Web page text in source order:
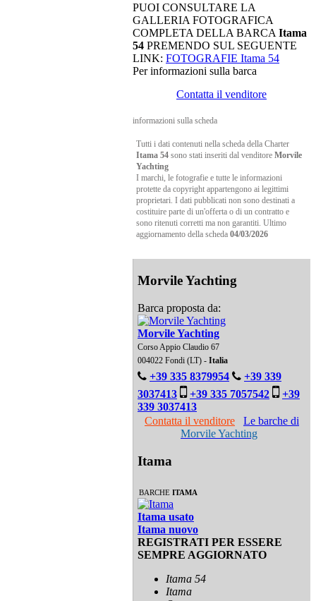
PUOI CONSULTARE LA
GALLERIA FOTOGRAFICA
COMPLETA DELLA BARCA Itama
54 PREMENDO SUL SEGUENTE
LINK: FOTOGRAFIE Itama 54
Per informazioni sulla barca
Contatta il venditore
informazioni sulla scheda
Tutti i dati contenuti nella scheda della Charter
Itama 54 sono stati inseriti dal venditore Morvile
Yachting
I marchi, le fotografie e tutte le informazioni
protette da copyright appartengono ai legittimi
proprietari. I dati pubblicati non sono destinati a
costituire parte di un'offerta o di un contratto e
sono ritenuti corretti ma non garantiti. Ultimo
aggiornamento della scheda 04/03/2026
Morvile Yachting
Barca proposta da:
Morvile Yachting
Corso Appio Claudio 67
004022 Fondi (LT) - Italia
+39 335 8379954
+39 339
3037413
+39 335 7057542
+39
339 3037413
Contatta il venditore
Le barche di
Morvile Yachting
Itama
BARCHE ITAMA
Itama usato
Itama nuovo
REGISTRATI PER ESSERE
SEMPRE AGGIORNATO
Itama 54
Itama